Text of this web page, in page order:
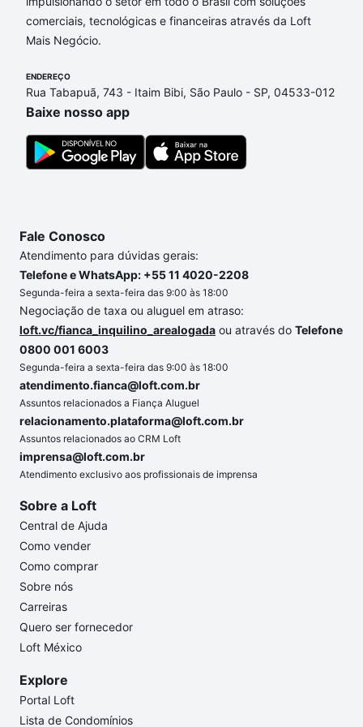
adequar ao seu orçamento. Se ainda tem alguma
dúvida dos custos envolvidos no processo de
um apartamento
o imóvel dos seus sonhos com segurança e
conforto. Loft, com você até as chaves.
comerciais, tecnológicas e financeiras através da Loft
Mais Negócio.
ENDEREÇO
Rua Tabapuã, 743 - Itaim Bibi, São Paulo - SP, 04533-012
Baixe nosso app
Fale Conosco
Atendimento para dúvidas gerais:
Telefone e WhatsApp: +55 11 4020-2208
Segunda-feira a sexta-feira das 9:00 às 18:00
Negociação de taxa ou aluguel em atraso:
loft.vc/fianca_inquilino_arealogada ou através do Telefone
0800 001 6003
Segunda-feira a sexta-feira das 9:00 às 18:00
atendimento.fianca@loft.com.br
Assuntos relacionados a Fiança Aluguel
relacionamento.plataforma@loft.com.br
Assuntos relacionados ao CRM Loft
imprensa@loft.com.br
Atendimento exclusivo aos profissionais de imprensa
Sobre a Loft
Central de Ajuda
Como vender
Como comprar
Sobre nós
Carreiras
Quero ser fornecedor
Loft México
Explore
Portal Loft
Lista de Condomínios